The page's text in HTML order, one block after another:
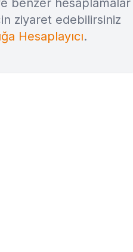
benzer hesaplamalar
ziyaret edebilirsiniz
Hesaplayıcı.